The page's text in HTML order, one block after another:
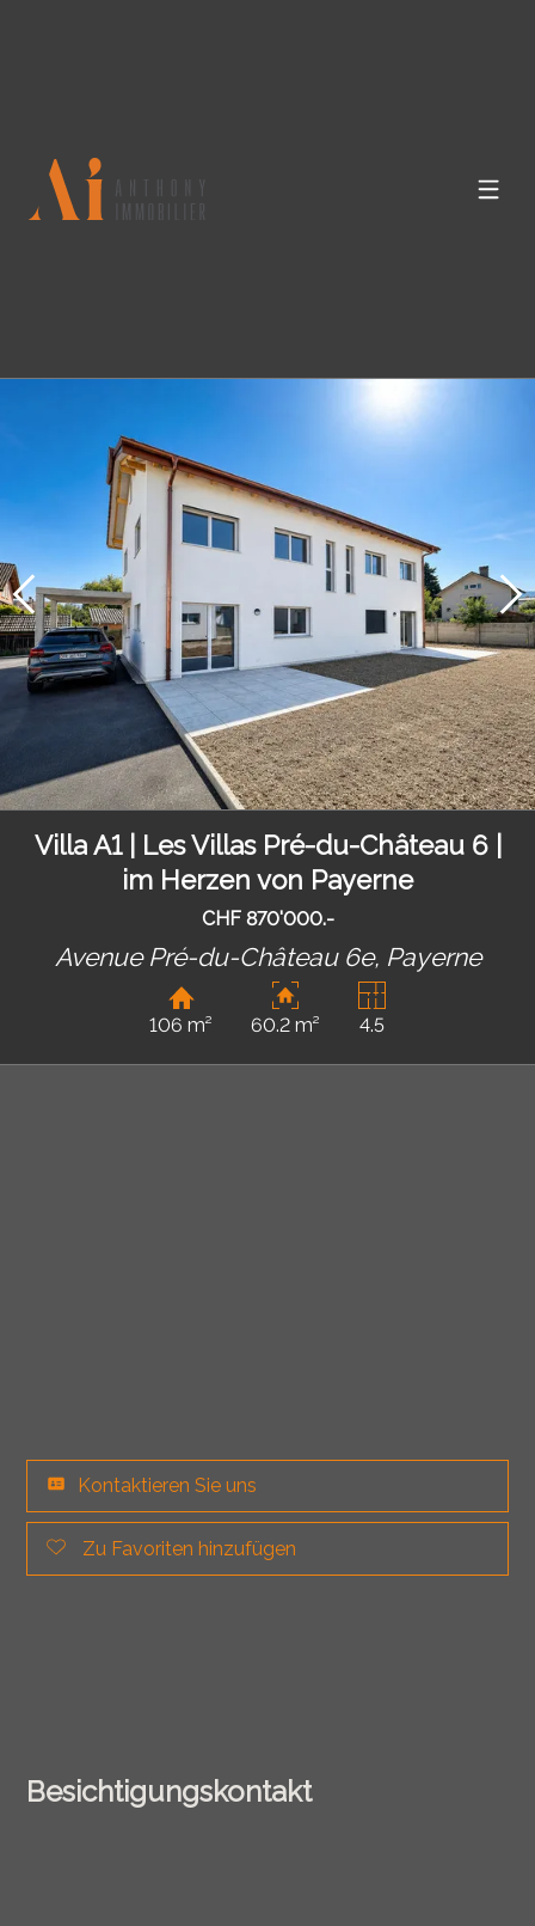
Villa A1 | Les Villas Pré-du-Château 6 |
im Herzen von Payerne
CHF 870'000.-
Avenue Pré-du-Château 6e, Payerne
106 m² 60.2 m² 4.5
Kontaktieren Sie uns
Zu Favoriten hinzufügen
Besichtigungskontakt